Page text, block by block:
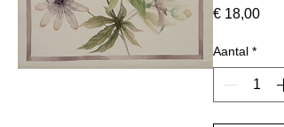
€ 18,00Prijs
Aantal *